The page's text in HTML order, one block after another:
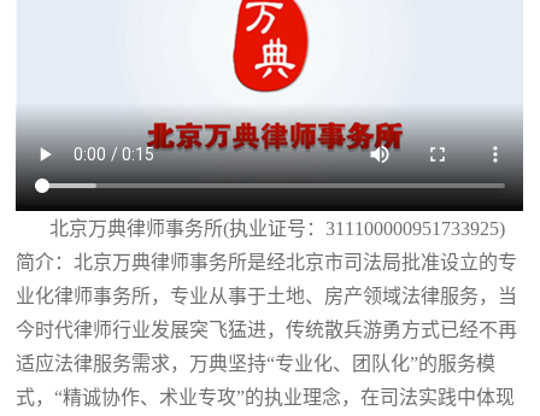
北京万典律师事务所(执业证号：311100000951733925)
简介：北京万典律师事务所是经北京市司法局批准设立的专
业化律师事务所，专业从事于土地、房产领域法律服务，当
今时代律师行业发展突飞猛进，传统散兵游勇方式已经不再
适应法律服务需求，万典坚持“专业化、团队化”的服务模
式，“精诚协作、术业专攻”的执业理念，在司法实践中体现